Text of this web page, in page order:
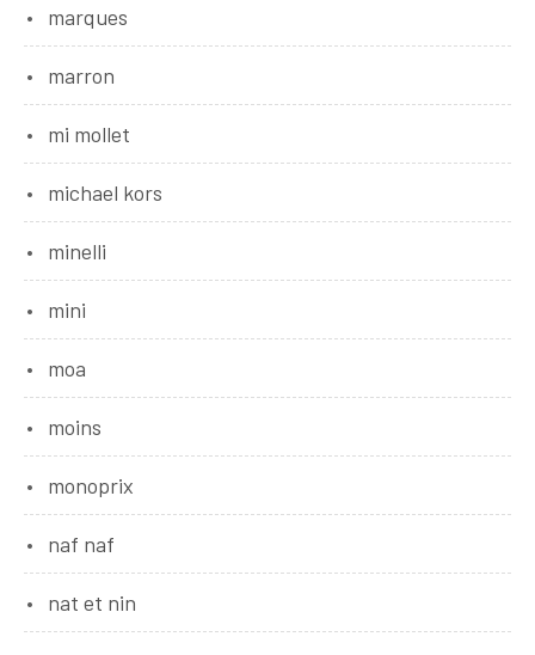
marques
marron
mi mollet
michael kors
minelli
mini
moa
moins
monoprix
naf naf
nat et nin